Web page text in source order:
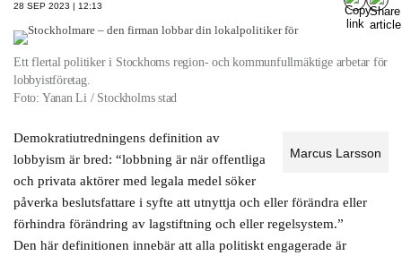
28 SEP 2023 | 12:13
Ett flertal politiker i Stockhoms region- och kommunfullmäktige arbetar för
lobbyistföretag.
Foto: Yanan Li / Stockholms stad
Marcus Larsson
Demokratiutredningens definition av
lobbyism är bred: “lobbning är när offentliga
och privata aktörer med legala medel söker
påverka beslutsfattare i syfte att utnyttja och eller förändra eller
förhindra förändring av lagstiftning och eller regelsystem.”
Den här definitionen innebär att alla politiskt engagerade är